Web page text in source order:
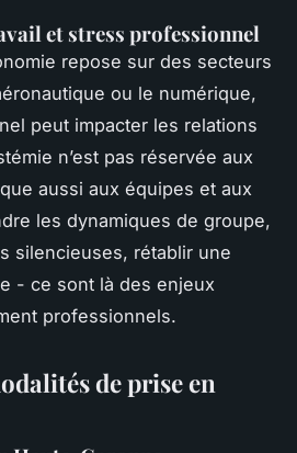
et stress professionnel
repose sur des secteurs
ou le numérique,
peut impacter les relations
n’est pas réservée aux
aussi aux équipes et aux
les dynamiques de groupe,
silencieuses, rétablir une
- ce sont là des enjeux
professionnels.
de prise en